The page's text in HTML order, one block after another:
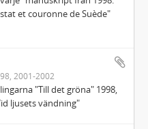
et couronne de Suède"
2001-2002
"Till det gröna" 1998,
ljusets vändning"